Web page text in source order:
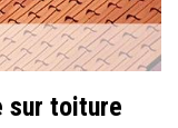
sur toiture